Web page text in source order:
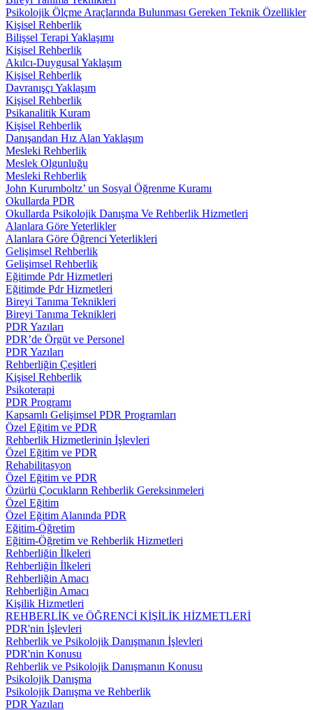
Psikolojik Ölçme Araçlarında Bulunması Gereken Teknik Özellikler
Kişisel Rehberlik
Bilişsel Terapi Yaklaşımı
Kişisel Rehberlik
Akılcı-Duygusal Yaklaşım
Kişisel Rehberlik
Davranışçı Yaklaşım
Kişisel Rehberlik
Psikanalitik Kuram
Kişisel Rehberlik
Danışandan Hız Alan Yaklaşım
Mesleki Rehberlik
Meslek Olgunluğu
Mesleki Rehberlik
John Kurumboltz’ un Sosyal Öğrenme Kuramı
Okullarda PDR
Okullarda Psikolojik Danışma Ve Rehberlik Hizmetleri
Alanlara Göre Yeterlikler
Alanlara Göre Öğrenci Yeterlikleri
Gelişimsel Rehberlik
Gelişimsel Rehberlik
Eğitimde Pdr Hizmetleri
Eğitimde Pdr Hizmetleri
Bireyi Tanıma Teknikleri
Bireyi Tanıma Teknikleri
PDR Yazıları
PDR’de Örgüt ve Personel
PDR Yazıları
Rehberliğin Çeşitleri
Kişisel Rehberlik
Psikoterapi
PDR Programı
Kapsamlı Gelişimsel PDR Programları
Özel Eğitim ve PDR
Rehberlik Hizmetlerinin İşlevleri
Özel Eğitim ve PDR
Rehabilitasyon
Özel Eğitim ve PDR
Özürlü Çocukların Rehberlik Gereksinmeleri
Özel Eğitim
Özel Eğitim Alanında PDR
Eğitim-Öğretim
Eğitim-Öğretim ve Rehberlik Hizmetleri
Rehberliğin İlkeleri
Rehberliğin İlkeleri
Rehberliğin Amacı
Rehberliğin Amacı
Kişilik Hizmetleri
REHBERLİK ve ÖĞRENCİ KİŞİLİK HİZMETLERİ
PDR'nin İşlevleri
Rehberlik ve Psikolojik Danışmanın İşlevleri
PDR'nin Konusu
Rehberlik ve Psikolojik Danışmanın Konusu
Psikolojik Danışma
Psikolojik Danışma ve Rehberlik
PDR Yazıları